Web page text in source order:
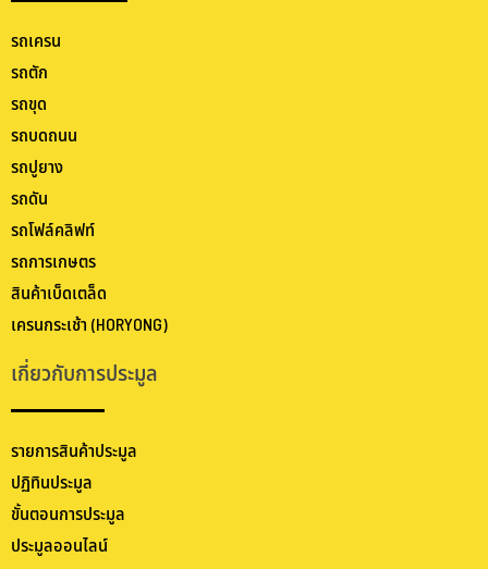
รถเครน
รถตัก
รถขุด
รถบดถนน
รถปูยาง
รถดัน
รถโฟล์คลิฟท์
รถการเกษตร
สินค้าเบ็ดเตล็ด
เครนกระเช้า (HORYONG)
เกี่ยวกับการประมูล
รายการสินค้าประมูล
ปฏิทินประมูล
ขั้นตอนการประมูล
ประมูลออนไลน์